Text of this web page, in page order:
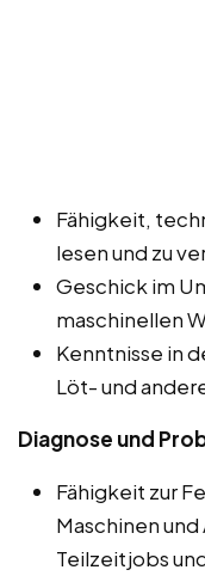
Fähigkeit,
lesen und zu
Geschick im
maschinellen
Kenntnisse in
Löt- und
Diagnose und
Fähigkeit zur
Maschinen
Teilzeitjobs